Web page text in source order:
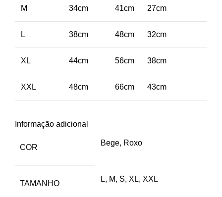
M 34cm 41cm 27cm
L 38cm 48cm 32cm
XL 44cm 56cm 38cm
XXL 48cm 66cm 43cm
Informação adicional
COR
Bege, Roxo
TAMANHO
L, M, S, XL, XXL